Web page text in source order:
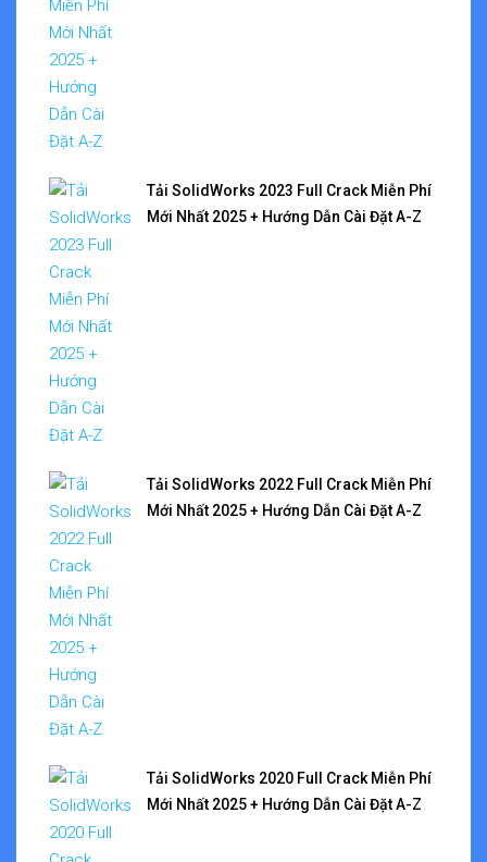
Tải SolidWorks 2023 Full Crack Miễn Phí
Mới Nhất 2025 + Hướng Dẫn Cài Đặt A-Z
Tải SolidWorks 2022 Full Crack Miễn Phí
Mới Nhất 2025 + Hướng Dẫn Cài Đặt A-Z
Tải SolidWorks 2020 Full Crack Miễn Phí
Mới Nhất 2025 + Hướng Dẫn Cài Đặt A-Z